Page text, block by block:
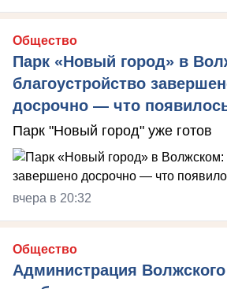
Общество
Парк «Новый город» в
благоустройство
досрочно — что
Парк "Новый город" уже готов
вчера в 20:32
Общество
Администрация Волжского